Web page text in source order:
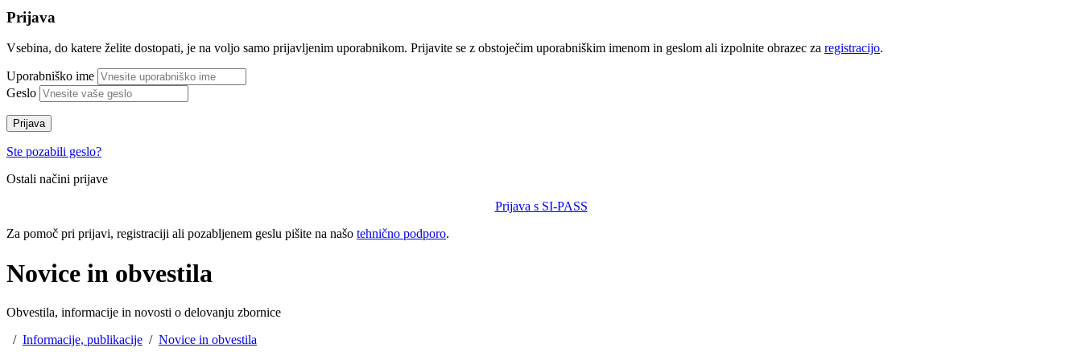
Prijava
Vsebina, do katere želite dostopati, je na voljo samo prijavljenim uporabnikom. Prijavite se z obstoječim uporabniškim imenom in geslom ali izpolnite obrazec za registracijo.
Uporabniško ime
Geslo
Prijava
Ste pozabili geslo?
Ostali načini prijave
Prijava s SI-PASS
Za pomoč pri prijavi, registraciji ali pozabljenem geslu pišite na našo tehnično podporo.
Novice in obvestila
Obvestila, informacije in novosti o delovanju zbornice
/ Informacije, publikacije / Novice in obvestila